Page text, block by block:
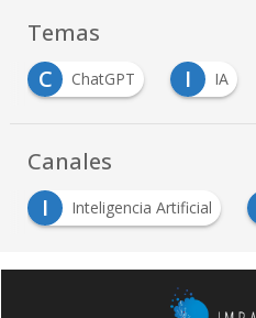
Temas
C
ChatGPT I IA
Canales
Inteligencia Artificial M